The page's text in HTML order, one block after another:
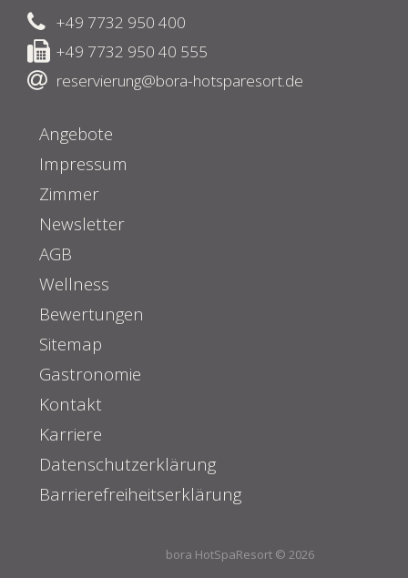
+49 7732 950 400
+49 7732 950 40 555
reservierung@bora-hotsparesort.de
Angebote
Impressum
Zimmer
Newsletter
AGB
Wellness
Bewertungen
Sitemap
Gastronomie
Kontakt
Karriere
Datenschutzerklärung
Barrierefreiheitserklärung
bora HotSpaResort © 2026